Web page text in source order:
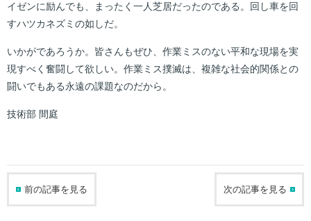
イゼンに励んでも、まったく一人芝居だったのである。回し車を回
すハツカネズミの如しだ。
いかがであろうか。皆さんもぜひ、作業ミスのない平和な現場を実
現すべく奮闘して欲しい。作業ミス撲滅は、複雑な社会的関係との
闘いでもある永遠の課題なのだから。
技術部 間庭
前の記事を見る 次の記事を見る